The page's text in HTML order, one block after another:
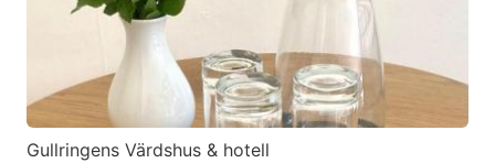
Gullringens Värdshus & hotell